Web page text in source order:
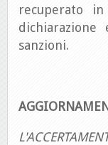
recuperato
sanzioni.